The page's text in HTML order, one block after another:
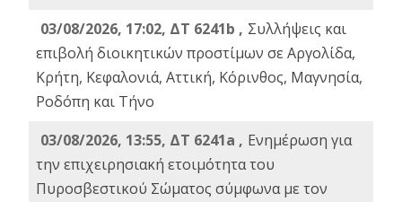
03/08/2026, 17:02, ΔΤ 6241b , Συλλήψεις και
επιβολή διοικητικών προστίμων σε Αργολίδα,
Κρήτη, Κεφαλονιά, Αττική, Κόρινθος, Μαγνησία,
Ροδόπη και Τήνο
03/08/2026, 13:55, ΔΤ 6241a , Ενημέρωση για
την επιχειρησιακή ετοιμότητα του
Πυροσβεστικού Σώματος σύμφωνα με τον